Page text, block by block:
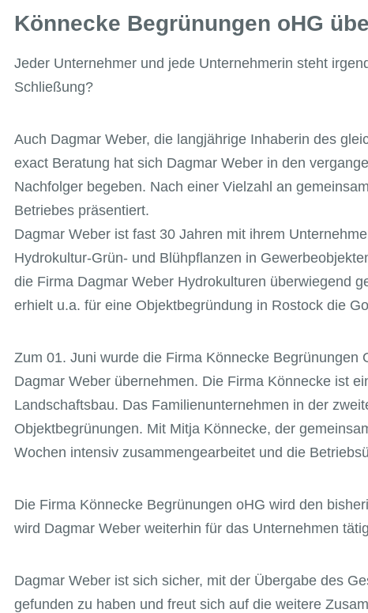
Könnecke Begrünungen oHG
Jeder Unternehmer und jede Unternehmerin steht
Schließung?
Auch Dagmar Weber, die langjährige Inhaberin des
exact Beratung hat sich Dagmar Weber in den
Nachfolger begeben. Nach einer Vielzahl an
Betriebes präsentiert.
Dagmar Weber ist fast 30 Jahren mit ihrem
Hydrokultur-Grün- und Blühpflanzen in
die Firma Dagmar Weber Hydrokulturen überwiegend
erhielt u.a. für eine Objektbegründung in Rostock die
Zum 01. Juni wurde die Firma Könnecke
Dagmar Weber übernehmen. Die Firma Könnecke ist
Landschaftsbau. Das Familienunternehmen in der
Objektbegrünungen. Mit Mitja Könnecke, der
Wochen intensiv zusammengearbeitet und die
Die Firma Könnecke Begrünungen oHG wird den
wird Dagmar Weber weiterhin für das Unternehmen
Dagmar Weber ist sich sicher, mit der Übergabe des
gefunden zu haben und freut sich auf die weitere